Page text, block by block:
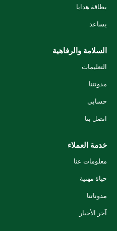
بطاقة هدايا
يساعد
السلامة والرفاهية
التعليمات
مدونتنا
حسابي
اتصل بنا
خدمة العملاء
معلومات عنا
حياة مهنية
مدوناتنا
آخر الأخبار